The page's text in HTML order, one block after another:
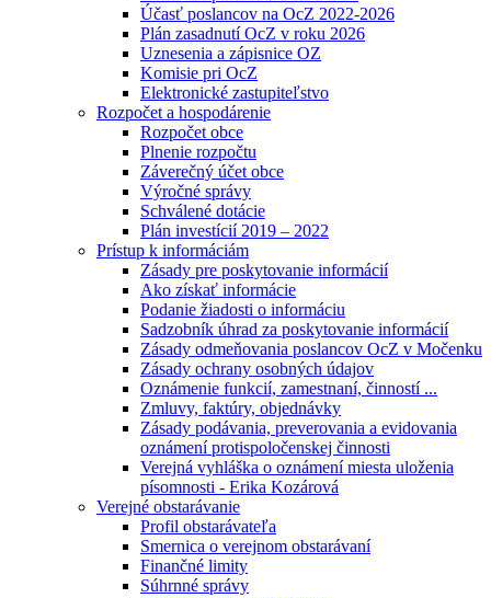
Účasť poslancov na OcZ 2022-2026
Plán zasadnutí OcZ v roku 2026
Uznesenia a zápisnice OZ
Komisie pri OcZ
Elektronické zastupiteľstvo
Rozpočet a hospodárenie
Rozpočet obce
Plnenie rozpočtu
Záverečný účet obce
Výročné správy
Schválené dotácie
Plán investícií 2019 – 2022
Prístup k informáciám
Zásady pre poskytovanie informácií
Ako získať informácie
Podanie žiadosti o informáciu
Sadzobník úhrad za poskytovanie informácií
Zásady odmeňovania poslancov OcZ v Močenku
Zásady ochrany osobných údajov
Oznámenie funkcií, zamestnaní, činností ...
Zmluvy, faktúry, objednávky
Zásady podávania, preverovania a evidovania
oznámení protispoločenskej činnosti
Verejná vyhláška o oznámení miesta uloženia
písomnosti - Erika Kozárová
Verejné obstarávanie
Profil obstarávateľa
Smernica o verejnom obstarávaní
Finančné limity
Súhrnné správy